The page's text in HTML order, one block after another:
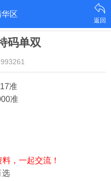
区
返回
码单双
993261
准
0准
，一起交流！
选